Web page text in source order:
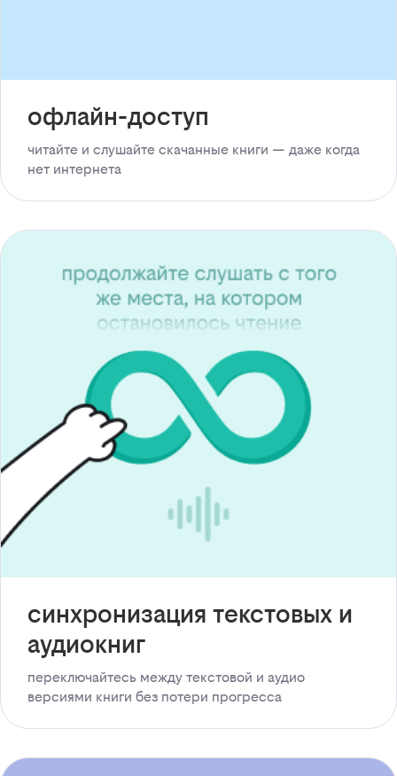
офлайн-доступ
читайте и слушайте скачанные книги — даже когда
нет интернета
синхронизация текстовых и
аудиокниг
переключайтесь между текстовой и аудио
версиями книги без потери прогресса